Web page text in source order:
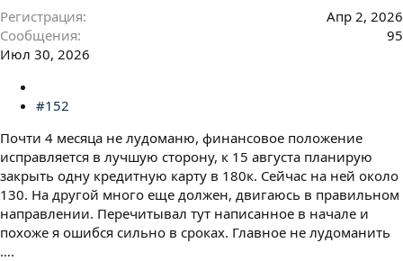
Регистрация
Апр 2, 2026
Сообщения
95
Июл 30, 2026
#152
Почти 4 месяца не лудоманю, финансовое положение
исправляется в лучшую сторону, к 15 августа планирую
закрыть одну кредитную карту в 180к. Сейчас на ней около
130. На другой много еще должен, двигаюсь в правильном
направлении. Перечитывал тут написанное в начале и
похоже я ошибся сильно в сроках. Главное не лудоманить
….